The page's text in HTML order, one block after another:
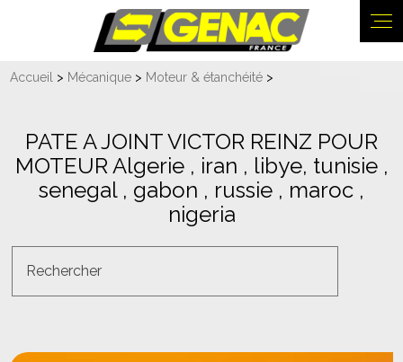
Accueil > Mécanique > Moteur & étanchéité >
PATE A JOINT VICTOR REINZ POUR
MOTEUR Algerie , iran , libye, tunisie ,
senegal , gabon , russie , maroc ,
nigeria
Rechercher
Panneau de gestion des cookies